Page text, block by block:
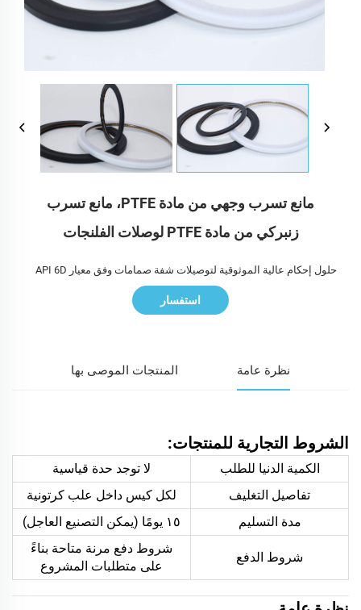
مانع تسرب وجهي من مادة PTFE، مانع تسرب
زنبركي من مادة PTFE لوصلات الفلنجات
حلول إحكام عالية الموثوقية لتوصيلات شفة صمامات وفق معيار API 6D
استفسار
نظرة عامة المنتجات الموصى بها
الشروط التجارية للمنتجات:
الكمية الدنيا للطلب
لا توجد حدة قياسية
تفاصيل التغليف
لكل كيس داخل علب كرتونية
مدة التسليم
١٥ يومًا (يمكن التصنيع العاجل)
شروط الدفع
شروط دفع مرنة متاحة بناءً
على متطلبات المشروع